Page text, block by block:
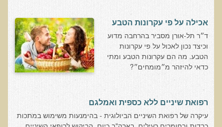
​תודה לך עדיאל על הפגישה היום. מאד שמחתי על האווירה האופטימית
עצוב נורא לחשוב שכל כך הרבה אנשים מאמינים שכימותרפיה היא
התקווה היחידה כאשר מאובחנים עם סרטן
אנחנו מאושרים מאוד שביצענו ואת הבדיקה וממליצים בחום לכל מי
שסובל לעשות אותה.
הבריאות של כל המשפחה השתפרה
תודה דר' עדיאל שהצלת את חיי!
אכילה על פי עקרונות הטבע
ד״ר תל-אורן מסביר בהרחבה מדוע
וכיצד נכון לאכול על פי עקרונות
הטבע. מה הם עקרונות הטבע ומתי
כדאי להיזהר מ״מומחים״?
רפואת שיניים ללא כספית ואמלגם
עיקרה של רפואת השיניים הביולוגית - בהימנעות משימוש במתכות